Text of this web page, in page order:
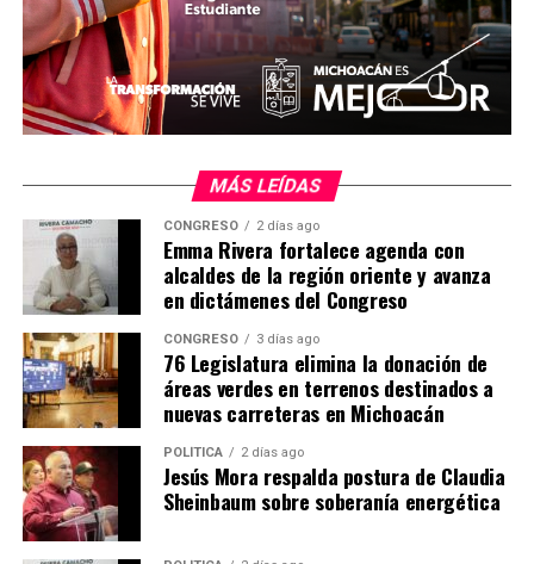
Los canales de atención para los solicitantes se
encuentran habilitados en las oficinas del Sí Financia al
teléfono 443 113 77 00 (extensiones 502 a 506), y en el
personal de enlace de la Casart al número 443 312 24
Comparte con:
MÁS LEÍDAS
CONGRESO 2 días ago
Emma Rivera fortalece agenda con
alcaldes de la región oriente y avanza
en dictámenes del Congreso
CONGRESO 3 días ago
76 Legislatura elimina la donación de
áreas verdes en terrenos destinados a
nuevas carreteras en Michoacán
POLÍTICA 2 días ago
Jesús Mora respalda postura de Claudia
Sheinbaum sobre soberanía energética